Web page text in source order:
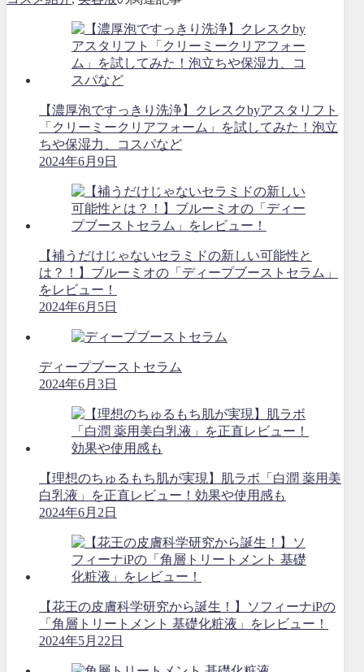
【濃厚泡ですっきり洗浄】クレスクbyアスタリフト
「クリーミークリアフォーム」を試してみた！泡立
ちや保湿力、コスパなど
2024年6月9日
【補うだけじゃないセラミドの新しい可能性と
は？！】ブルーミオの「ディープブーストセラム」
をレビュー！
2024年6月5日
ディープブーストセラム
2024年6月3日
【理想のちゅるもち肌が実現】肌ラボ「白潤 薬用美
白乳液」を正直レビュー！効果や使用感も
2024年6月2日
【花王の皮膚科学研究から誕生！】ソフィーナiPの
「角層トリートメント 基礎化粧液」をレビュー！
2024年5月22日